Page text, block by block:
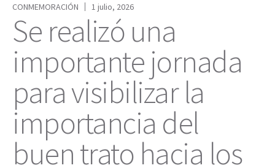
CONMEMORACIÓN
1 julio, 2026
Se realizó una
importante jornada
para visibilizar la
importancia del
buen trato hacia los